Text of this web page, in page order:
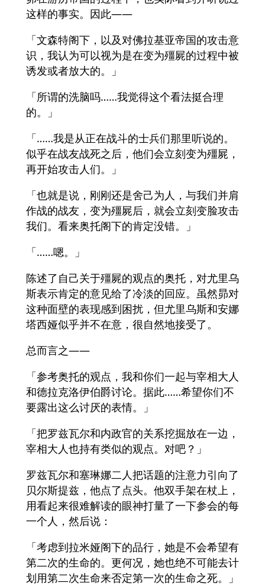
这样的事实。因此——
「文森特阁下，以及对佛拉基亚帝国的攻击意
识，我认为可以视为是在变为殭屍的过程中被
诱发或者放大的。」
「所谓的洗脑吗……我觉得这个看法挺合理
的。」
「……我是从正在战斗的士兵们那里听说的。
似乎在战友战死之后，他们会立刻变为殭屍，
再开始攻击人们。」
「也就是说，刚刚还是舍己为人，与我们并肩
作战的战友，变为殭屍后，就会立刻变脸攻击
我们。看来奥托阁下的肯定没错。」
「……嗯。」
陈述了自己关于殭屍的观点的奥托，对尤里乌
斯表示肯定的意见给了冷淡的回应。虽然昴对
这种面壁的表现感到困扰，但尤里乌斯和安娜
塔西娅似乎并不在意，很自然地接受了。
总而言之——
「参考奥托的观点，我和你们一起与宰相大人
和德拉克洛伊伯爵讨论。据此……希望你们不
要露出这么讨厌的表情。」
「把罗兹瓦尔和内政官的关系挖掘放在一边，
宰相大人也持有类似的观点。对吧？」
罗兹瓦尔和塞琳娜二人把话题的注意力引向了
贝尔斯提兹，他点了点头。他双手架在杖上，
用看起来很难解读的眼神打量了一下参会的每
一个人，然后说：
「考虑到拉米娅阁下的品行，她是不会希望有
第二次的生命的。更何况，她也绝不可能去计
划用第二次生命来否定第一次的生命之死。」